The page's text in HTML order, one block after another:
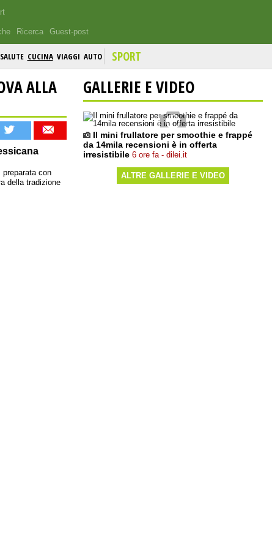
Ricerca Guest-post
SALUTE CUCINA VIAGGI AUTO SPORT
ALLA
con
della tradizione
GALLERIE E VIDEO
Il mini frullatore per smoothie e frappé
da 14mila recensioni è in offerta
irresistibile 6 ore fa - dilei.it
ALTRE GALLERIE E VIDEO